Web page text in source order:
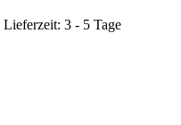
Lieferzeit:3 - 5 Tage